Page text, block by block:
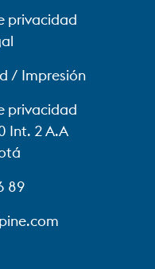
privacidad
/ Impresión
privacidad
Int. 2 A.A
89